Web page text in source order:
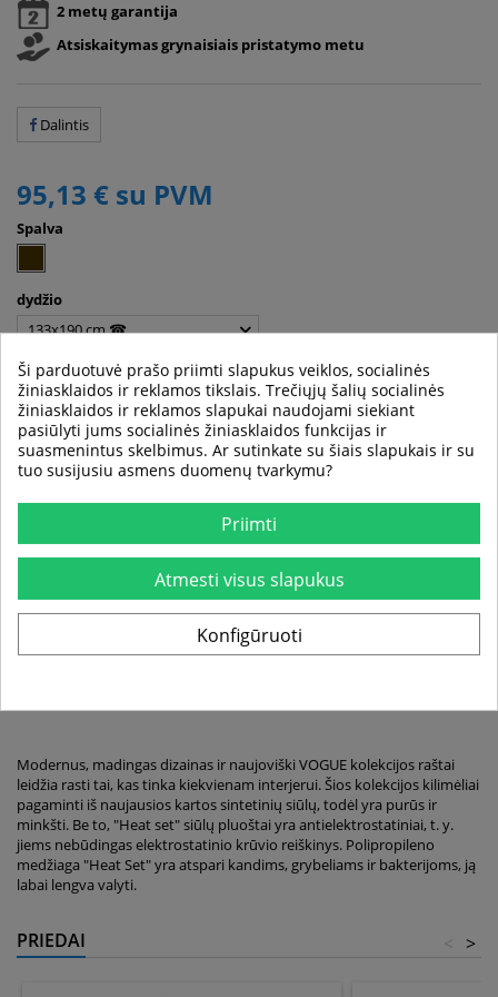
2 metų garantija
Atsiskaitymas grynaisiais pristatymo metu
Dalintis
95,13 € su PVM
Spalva
dydžio
133x190 cm ☎
Šiuo metu prekės neturime su šiomis savybėmis, tačiau turime
su kitomis.
Praneškite man, kai bus
CHARAKTERISTIKOS
▪ Produktas yra visiškai naujas
Modernus, madingas dizainas ir naujoviški VOGUE kolekcijos raštai
leidžia rasti tai, kas tinka kiekvienam interjerui. Šios kolekcijos kilimėliai
pagaminti iš naujausios kartos sintetinių siūlų, todėl yra purūs ir
minkšti. Be to, "Heat set" siūlų pluoštai yra antielektrostatiniai, t. y.
jiems nebūdingas elektrostatinio krūvio reiškinys. Polipropileno
medžiaga "Heat Set" yra atspari kandims, grybeliams ir bakterijoms, ją
labai lengva valyti.
PRIEDAI >
<
Ši parduotuvė prašo priimti slapukus veiklos, socialinės
žiniasklaidos ir reklamos tikslais. Trečiųjų šalių socialinės
žiniasklaidos ir reklamos slapukai naudojami siekiant
pasiūlyti jums socialinės žiniasklaidos funkcijas ir
suasmenintus skelbimus. Ar sutinkate su šiais slapukais ir su
tuo susijusiu asmens duomenų tvarkymu?
Priimti
Atmesti visus slapukus
Konfigūruoti